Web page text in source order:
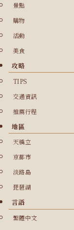
景點
購物
活動
美食
攻略
TIPS
交通資訊
推薦行程
地區
天橋立
京都市
淡路島
琵琶湖
言語
繁體中文